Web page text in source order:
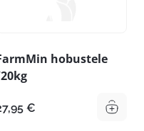
hobustele
€